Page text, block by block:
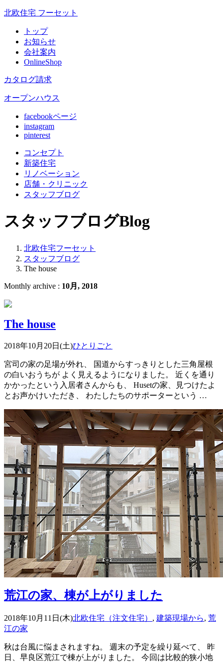
北欧住宅 フーセット
トップ
お知らせ
会社案内
OnlineShop
カタログ請求
オープンハウス
facebookページ
instagram
pinterest
コンセプト
新築住宅
リノベーション
店舗 ・クリニック
スタッフブログ
スタッフブログBlog
北欧住宅フーセット
スタッフブログ
The house
Monthly archive : 10月, 2018
The house
2018年10月20日(土)ひとりごと
宮司の家の足場が外れ、 国道からすっきりとした三角屋根
の白いおうちが よく見えるようになりました。 近くを通り
かかったという入居者さんからも、 Husetの家、見つけたよ
とお声かけいただき、 わたしたちのサポーターという …
荒江の家、棟が上がりました
2018年10月11日(木)北欧住宅（注文住宅） , 建築現場から, 荒
江の家
秋は台風に悩まされますね。 週末の予定を繰り延べて、 昨
日、早良区荒江で棟が上がりました。 今回は比較的狭小地